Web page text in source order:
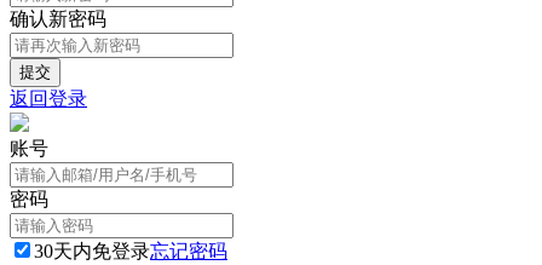
确认新密码
返回登录
账号
密码
30天内免登录忘记密码